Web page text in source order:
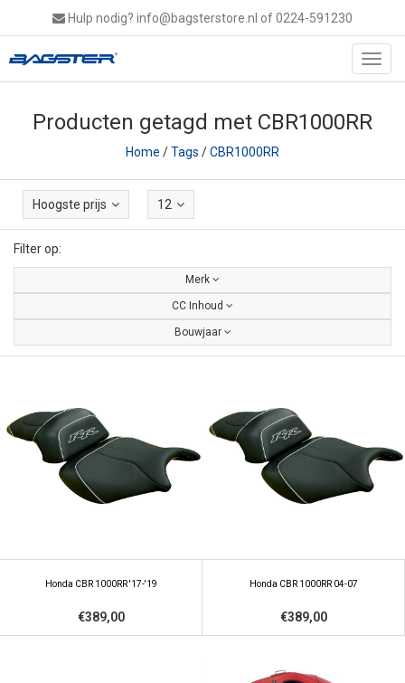
Hulp nodig? info@bagsterstore.nl of 0224-591230
Producten getagd met CBR1000RR
Home /Tags /CBR1000RR
Hoogste prijs 12
Filter op:
Merk
CC Inhoud
Bouwjaar
Honda CBR 1000RR '17-'19
€389,00
Honda CBR 1000RR 04-07
€389,00